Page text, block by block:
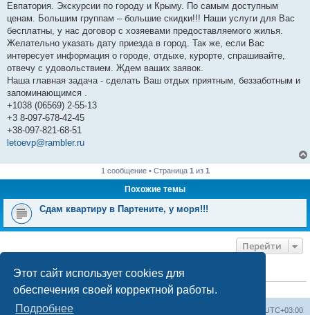
Этот сайт использует cookies для
обеспечения своей корректной работы.
Подробнее
Евпатория. Экскурсии по городу и Крыму. По самым доступным
ценам. Большим группам – большие скидки!!! Наши услуги для Вас
бесплатны, у нас договор с хозяевами предоставляемого жилья.
Желательно указать дату приезда в город. Так же, если Вас
интересует информация о городе, отдыхе, курорте, спрашивайте,
отвечу с удовольствием. Ждем ваших заявок.
Наша главная задача - сделать Ваш отдых приятным, беззаботным и
запоминающимся .
+1038 (06569) 2-55-13
+3 8-097-678-42-45
+38-097-821-68-51
letoevp@rambler.ru
1 сообщение • Страница 1 из 1
Похожие темы
Сдам квартиру в Партените, у моря!!!
Перейти
КТО СЕЙЧАС НА КОНФЕРЕНЦИИ
Сейчас этот форум просматривают:ClaudeBot [ИИ бот]и 1 гость
Форум «Весь Крым» UTC+03:00